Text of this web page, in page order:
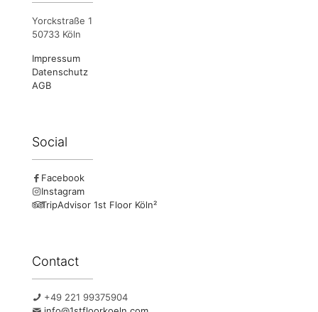
Yorckstraße 1
50733 Köln
Impressum
Datenschutz
AGB
Social
Facebook
Instagram
TripAdvisor 1st Floor Köln²
Contact
+49 221 99375904